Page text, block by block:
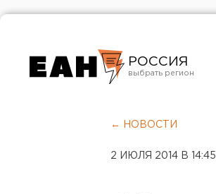
РОССИЯ
Челябинск
← НОВОСТИ
2 ИЮЛЯ 2014 В 14:45